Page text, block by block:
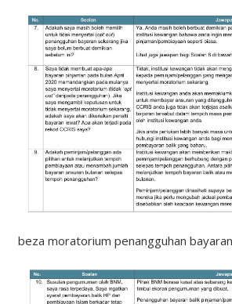
beza moratorium penangguhan